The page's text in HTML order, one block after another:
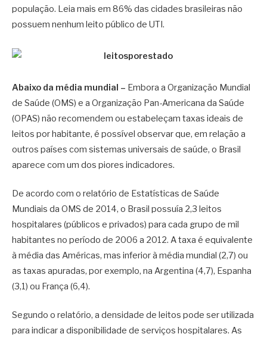
população. Leia mais em 86% das cidades brasileiras não
possuem nenhum leito público de UTI.
Abaixo da média mundial – Embora a Organização Mundial
de Saúde (OMS) e a Organização Pan-Americana da Saúde
(OPAS) não recomendem ou estabeleçam taxas ideais de
leitos por habitante, é possível observar que, em relação a
outros países com sistemas universais de saúde, o Brasil
aparece com um dos piores indicadores.
De acordo com o relatório de Estatísticas de Saúde
Mundiais da OMS de 2014, o Brasil possuía 2,3 leitos
hospitalares (públicos e privados) para cada grupo de mil
habitantes no período de 2006 a 2012. A taxa é equivalente
à média das Américas, mas inferior à média mundial (2,7) ou
as taxas apuradas, por exemplo, na Argentina (4,7), Espanha
(3,1) ou França (6,4).
Segundo o relatório, a densidade de leitos pode ser utilizada
para indicar a disponibilidade de serviços hospitalares. As